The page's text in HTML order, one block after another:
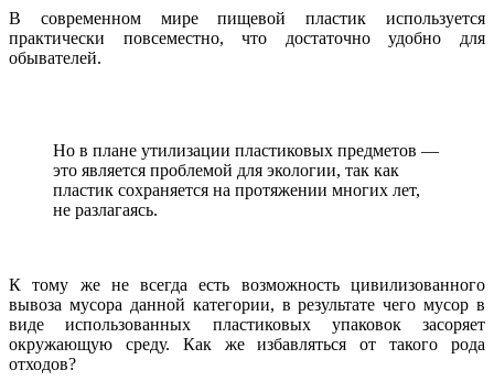
В современном мире пищевой пластик используется
практически повсеместно, что достаточно удобно для
обывателей.
Но в плане утилизации пластиковых предметов —
это является проблемой для экологии, так как
пластик сохраняется на протяжении многих лет,
не разлагаясь.
К тому же не всегда есть возможность цивилизованного
вывоза мусора данной категории, в результате чего мусор в
виде использованных пластиковых упаковок засоряет
окружающую среду. Как же избавляться от такого рода
отходов?